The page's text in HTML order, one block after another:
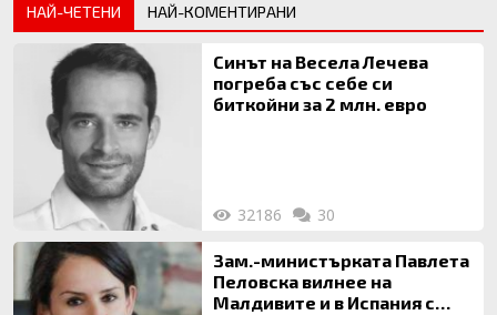
НАЙ-ЧЕТЕНИ НАЙ-КОМЕНТИРАНИ
Синът на Весела Лечева
погреба със себе си
биткойни за 2 млн. евро
32186 30
Зам.-министърката Павлета
Пеловска вилнее на
Малдивите и в Испания с